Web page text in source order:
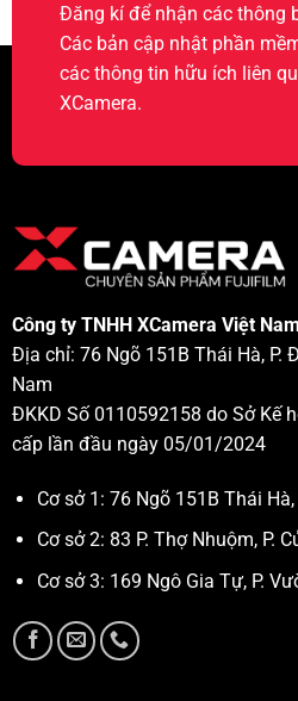
Đăng kí để nhận các thông
Các bản cập nhật phần
các thông tin hữu ích liên
XCamera.
Công ty TNHH XCamera Việt Nam
Địa chỉ: 76 Ngõ 151B Thái Hà, P.
Nam
ĐKKD Số 0110592158 do Sở Kế
cấp lần đầu ngày 05/01/2024
Cơ sở 1: 76 Ngõ 151B Thái
Cơ sở 2: 83 P. Thợ Nhuộm, P.
Cơ sở 3: 169 Ngô Gia Tự, P.